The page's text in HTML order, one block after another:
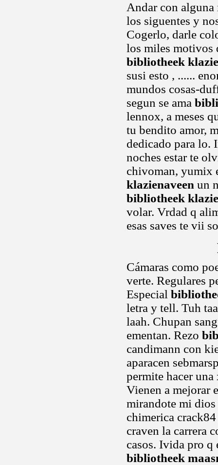
Andar con alguna
los siguentes y
Cogerlo, darle
los miles motivos
bibliotheek
susi esto , ......
mundos cosas-
segun se ama
lennox, a meses
tu bendito amor,
dedicado para lo.
noches estar te
chivoman, yumix
klazienaveen un
bibliotheek
volar. Vrdad q
esas saves te vii
Cámaras como
verte. Regulares
Especial
letra y tell. Tuh
laah. Chupan
ementan. Rezo
candimann con
aparacen
permite hacer
Vienen a mejorar
mirandote mi
chimerica
craven la carrera
casos. Ivida pro q
bibliotheek